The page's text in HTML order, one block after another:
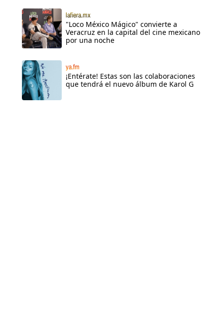
lafiera.mx
"Loco México Mágico" convierte a
Veracruz en la capital del cine mexicano
por una noche
ya.fm
¡Entérate! Estas son las colaboraciones
que tendrá el nuevo álbum de Karol G